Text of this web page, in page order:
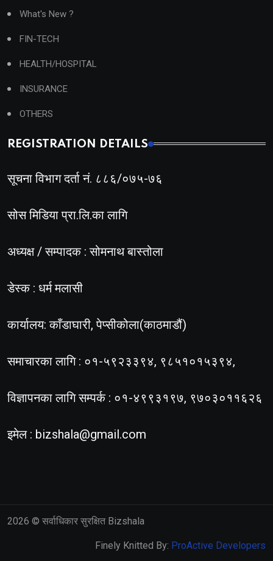
What's New ?
FIN-TECH
HEALTH/HOSPITAL
INSURANCE
OTHERS
REGISTRATION DETAILS
सूचना विभाग दर्ता नं. ८८६/०७५-७६
सोस मिडिया प्रा.लि.का लागि
अध्यक्ष / सम्पादक : सोमनाथ बास्तोला
डेस्क : धर्म मलासी
कार्यालय: काँडाघारी, पेप्सीकोला(काठमाडौं)
समाचारका लागि : ०१-५९२३३९४, ९८५१०१५३९४,
विज्ञापनका लागि सम्पर्क : ०१-४९९३१९७, ९७०३०११६२६
इमेल : bizshala@gmail.com
2026 © सर्वाधिकार सुरक्षित Bizshala
Finely Knitted By: ProActive Developers